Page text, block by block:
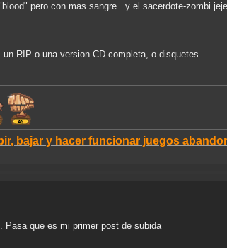
pero con mas sangre...y el sacerdote-zombi jeje
RIP o una version CD completa, o disquetes...
bajar y hacer funcionar juegos
Pasa que es mi primer post de subida